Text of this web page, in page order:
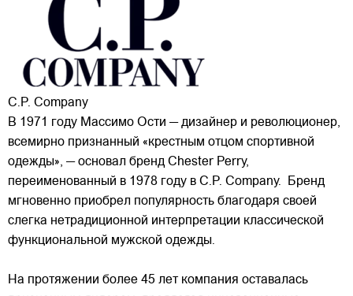
C.P. Company
В 1971 году Массимо Ости — дизайнер и революционер,
всемирно признанный «крестным отцом спортивной
одежды», — основал бренд Chester Perry,
переименованный в 1978 году в C.P. Company. Бренд
мгновенно приобрел популярность благодаря своей
слегка нетрадиционной интерпретации классической
функциональной мужской одежды.
На протяжении более 45 лет компания оставалась